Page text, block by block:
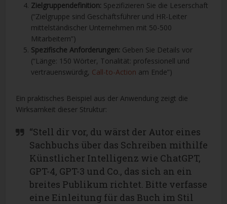
Zielgruppendefinition: Spezifizieren Sie die Leserschaft
(“Zielgruppe sind Geschäftsführer und HR-Leiter
mittelständischer Unternehmen mit 50-500
Mitarbeitern”)
Spezifische Anforderungen: Geben Sie Details vor
(“Länge: 150 Wörter, Tonalität: professionell und
vertrauenswürdig, Call-to-Action am Ende”)
Ein praktisches Beispiel aus der Anwendung zeigt die
Wirksamkeit dieser Struktur:
“Stell dir vor, du wärst der Autor eines
Sachbuchs über das Schreiben mithilfe
Künstlicher Intelligenz wie ChatGPT,
GPT-4, GPT-3 und Co., das sich an ein
breites Publikum richtet. Bitte verfasse
eine Einleitung für das Buch im Stil